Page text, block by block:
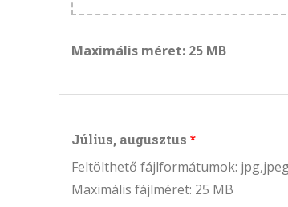
Maximális méret: 25 MB
Július, augusztus
Feltölthető fájlformátumok:
Maximális fájlméret: 25 MB